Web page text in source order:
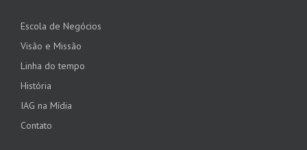
Escola de Negócios
Visão e Missão
Linha do tempo
História
IAG na Mídia
Contato